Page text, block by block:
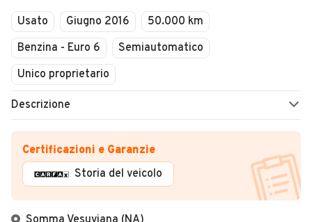
Usato Giugno 2016
50.000 km
Benzina - Euro 6
Semiautomatico
Unico proprietario
Descrizione
Certificazioni e Garanzie
Storia del veicolo